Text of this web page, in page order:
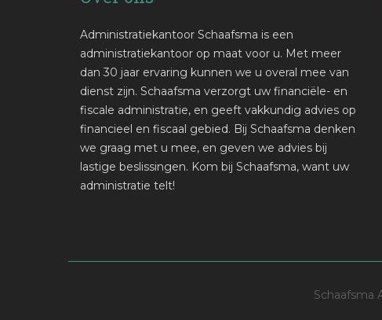
Administratiekantoor Schaafsma is een
administratiekantoor op maat voor u. Met meer
dan 30 jaar ervaring kunnen we u overal mee van
dienst zijn. Schaafsma verzorgt uw financiële- en
fiscale administratie, en geeft vakkundig advies op
financieel en fiscaal gebied. Bij Schaafsma denken
we graag met u mee, en geven we advies bij
lastige beslissingen. Kom bij Schaafsma, want uw
administratie telt!
Schaafsma